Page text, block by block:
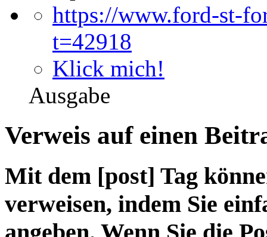
https://www.ford-st-
t=42918
Klick mich!
Ausgabe
Verweis auf einen
Mit dem [post] Tag
verweisen, indem Sie